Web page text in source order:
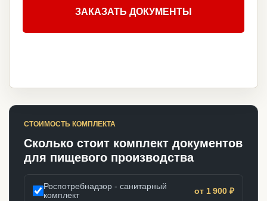
ЗАКАЗАТЬ ДОКУМЕНТЫ
СТОИМОСТЬ КОМПЛЕКТА
Сколько стоит комплект документов
для пищевого производства
Роспотребнадзор - санитарный
комплект
от 1 900 ₽